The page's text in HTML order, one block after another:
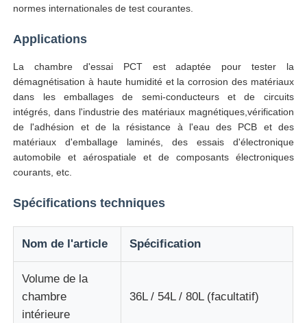
Machine d'essai d'impact
Machine d'essai d'abrasion
équipement d'essai en caoutchouc
Équipement d'essai de chaussures
Équipement d'essai des matériaux de construction
Équipement d'essai des emballages
Équipement d'essai des adhésifs
normes internationales de test courantes.
Applications
La chambre d'essai PCT est adaptée pour tester la
démagnétisation à haute humidité et la corrosion des matériaux
dans les emballages de semi-conducteurs et de circuits
intégrés, dans l'industrie des matériaux magnétiques,vérification
de l'adhésion et de la résistance à l'eau des PCB et des
matériaux d'emballage laminés, des essais d'électronique
automobile et aérospatiale et de composants électroniques
courants, etc.
Spécifications techniques
Nom de l'article Spécification
Volume de la
chambre
intérieure
36L / 54L / 80L (facultatif)